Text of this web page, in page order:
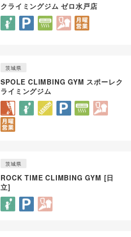
クライミングジム ゼロ水戸店
茨城県
SPOLE CLIMBING GYM スポーレク
ライミングジム
茨城県
ROCK TIME CLIMBING GYM [日
立]